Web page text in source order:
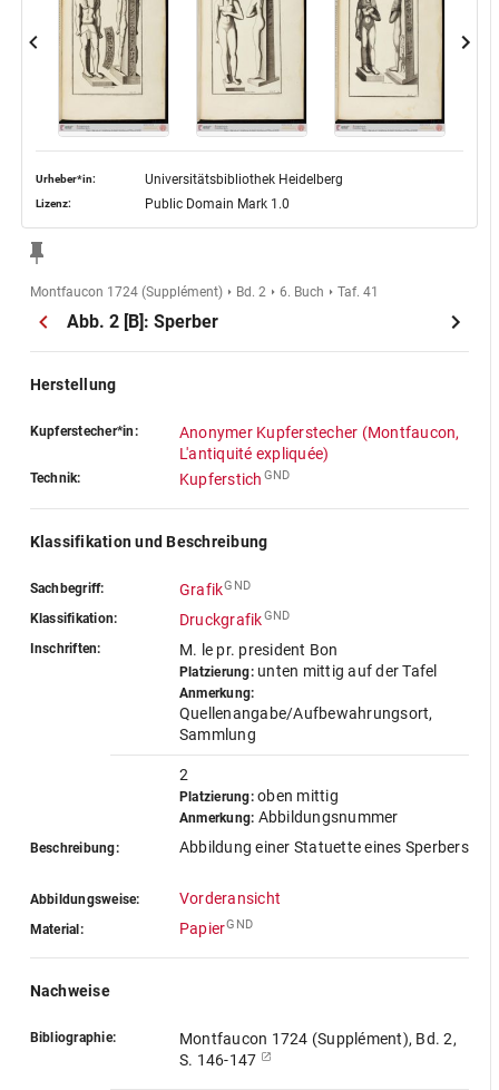
Urheber*in: Universitätsbibliothek Heidelberg
Lizenz: Public Domain Mark 1.0
Montfaucon 1724 (Supplément) Bd. 2 6. Buch Taf. 41
Abb. 2 [B]: Sperber
Herstellung
Kupferstecher*in:
Anonymer Kupferstecher (Montfaucon,
L'antiquité expliquée)
Technik: Kupferstich GND
Klassifikation und Beschreibung
Sachbegriff: GrafikGND
Klassifikation: DruckgrafikGND
Inschriften: M. le pr. president Bon
Platzierung:unten mittig auf der Tafel
Anmerkung:
Quellenangabe/Aufbewahrungsort,
Sammlung
2
Platzierung:oben mittig
Anmerkung: Abbildungsnummer
Beschreibung: Abbildung einer Statuette eines Sperbers
Abbildungsweise: Vorderansicht
Material: PapierGND
Nachweise
Bibliographie:
Montfaucon 1724 (Supplément), Bd. 2,
S. 146-147